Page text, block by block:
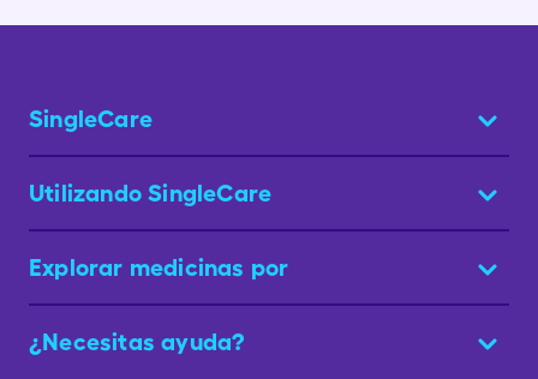
SingleCare
Utilizando SingleCare
Explorar medicinas por
¿Necesitas ayuda?